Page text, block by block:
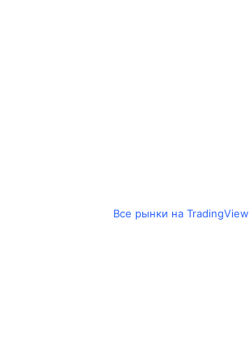
Все рынки на TradingView